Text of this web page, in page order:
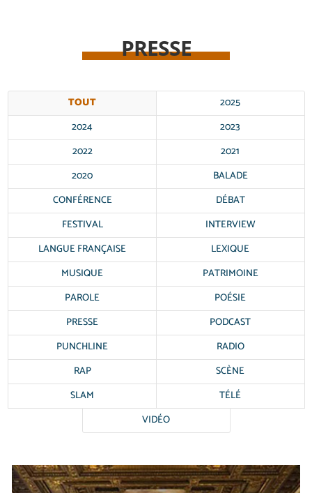
PRESSE
TOUT
2025
2024
2023
2022
2021
2020
BALADE
CONFÉRENCE
DÉBAT
FESTIVAL
INTERVIEW
LANGUE FRANÇAISE
LEXIQUE
MUSIQUE
PATRIMOINE
PAROLE
POÉSIE
PRESSE
PODCAST
PUNCHLINE
RADIO
RAP
SCÈNE
SLAM
TÉLÉ
VIDÉO